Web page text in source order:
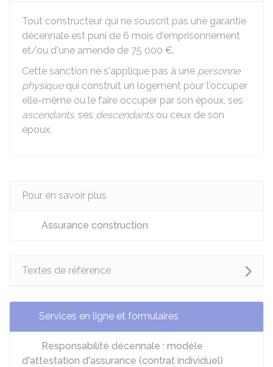
Tout constructeur qui ne souscrit pas une garantie
décennale est puni de 6 mois d'emprisonnement
et/ou d'une amende de 75 000 €.
Cette sanction ne s'applique pas à une personne
physiquequi construit un logement pour l'occuper
elle-même ou le faire occuper par son époux, ses
ascendants, ses descendantsou ceux de son
époux.
Pour en savoir plus
Assurance construction
Textes de référence
Services en ligne et formulaires
Responsabilité décennale : modèle
d'attestation d'assurance (contrat individuel)